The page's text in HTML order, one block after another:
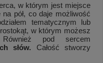
w którym jest miejsce
pół, co daje możliwość
tematycznym lub
w którym możesz
pod sercem
słów. Całość stworzy